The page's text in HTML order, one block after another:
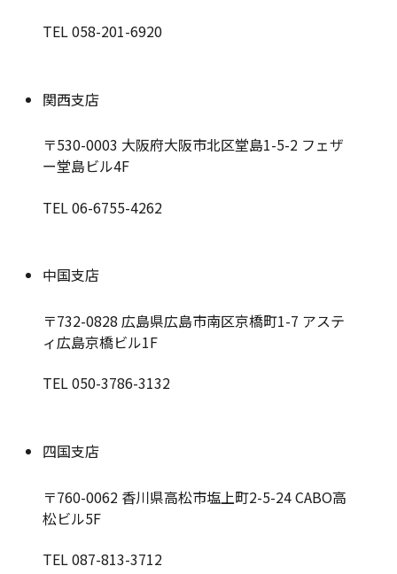
TEL 058-201-6920
関西支店
〒530-0003 大阪府大阪市北区堂島1-5-2 フェザ
ー堂島ビル4F
TEL 06-6755-4262
中国支店
〒732-0828 広島県広島市南区京橋町1-7 アステ
ィ広島京橋ビル1F
TEL 050-3786-3132
四国支店
〒760-0062 香川県高松市塩上町2-5-24 CABO高
松ビル5F
TEL 087-813-3712